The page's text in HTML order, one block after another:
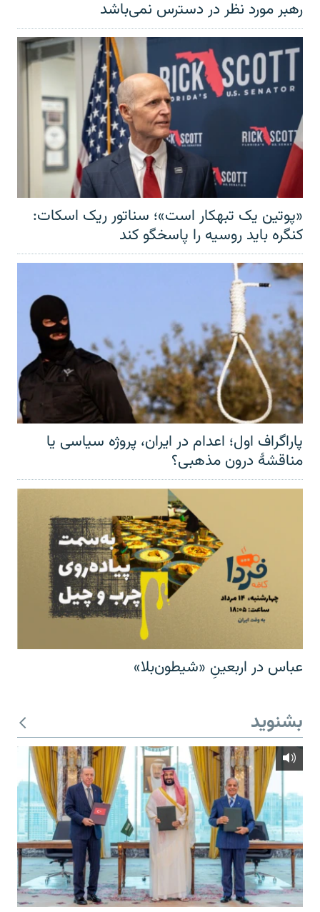
رهبر مورد نظر در دسترس نمی‌باشد
«پوتین یک تبهکار است»؛ سناتور ریک اسکات:
کنگره باید روسیه را پاسخگو کند
پاراگراف اول؛ اعدام در ایران، پروژه سیاسی یا
مناقشهٔ درون مذهبی؟
عباس در اربعینِ «شیطون‌بلا»
بشنوید